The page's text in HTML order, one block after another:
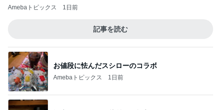
Amebaトピックス 1日前
記事を読む
お値段に怯んだスシローのコラボ
Amebaトピックス 1日前